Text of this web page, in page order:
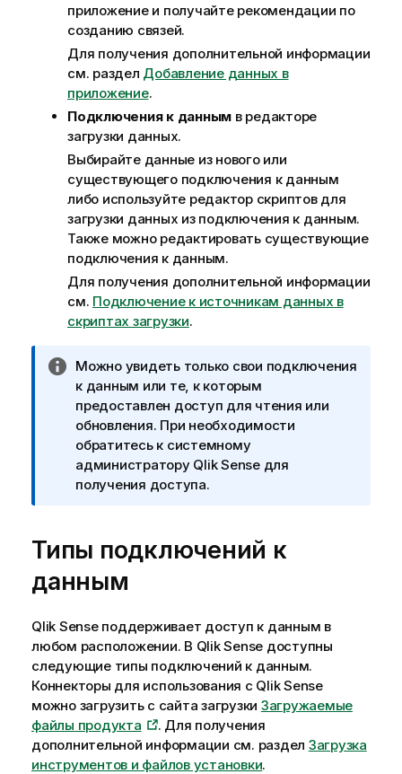
приложение и получайте рекомендации по
созданию связей.
Для получения дополнительной информации
см. раздел Добавление данных в
приложение.
Подключения к данным в редакторе
загрузки данных.
Выбирайте данные из нового или
существующего подключения к данным
либо используйте редактор скриптов для
загрузки данных из подключения к данным.
Также можно редактировать существующие
подключения к данным.
Для получения дополнительной информации
см. Подключение к источникам данных в
скриптах загрузки.
П
р
и
м
е
ч
а
е
к
и
ф
о
р
м
а
ц
и
и
Можно увидеть только свои подключения
к данным или те, к которым
предоставлен доступ для чтения или
обновления. При необходимости
обратитесь к системному
администратору Qlik Senseдля
получения доступа.
Типы подключений к
данным
Qlik Senseподдерживает доступ к данным в
любом расположении. В Qlik Sense доступны
следующие типы подключений к данным.
Коннекторы для использования с Qlik Sense
можно загрузить с сайта загрузки Загружаемые
файлы продукта
. Для получения
дополнительной информации см. раздел Загрузка
инструментов и файлов установки.